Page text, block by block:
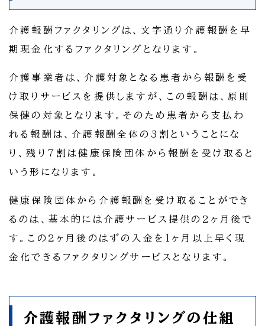
介護報酬ファクタリングは、文字通り介護報酬を早
期現金化するファクタリングとなります。
介護事業者は、介護対象となる患者から報酬を受
け取りサービスを提供しますが、この報酬は、原則
保健の対象となります。そのため患者から支払わ
れる報酬は、介護報酬全体の3割ということにな
り、残り7割は健康保険団体から報酬を受け取ると
いう形になります。
健康保険団体から介護報酬を受け取ることができ
るのは、基本的には介護サービス提供の2ヶ月後で
す。この2ヶ月後のはずの入金を1ヶ月以上早く現
金化できるファクタリングサービスとなります。
介護報酬ファクタリングの仕組